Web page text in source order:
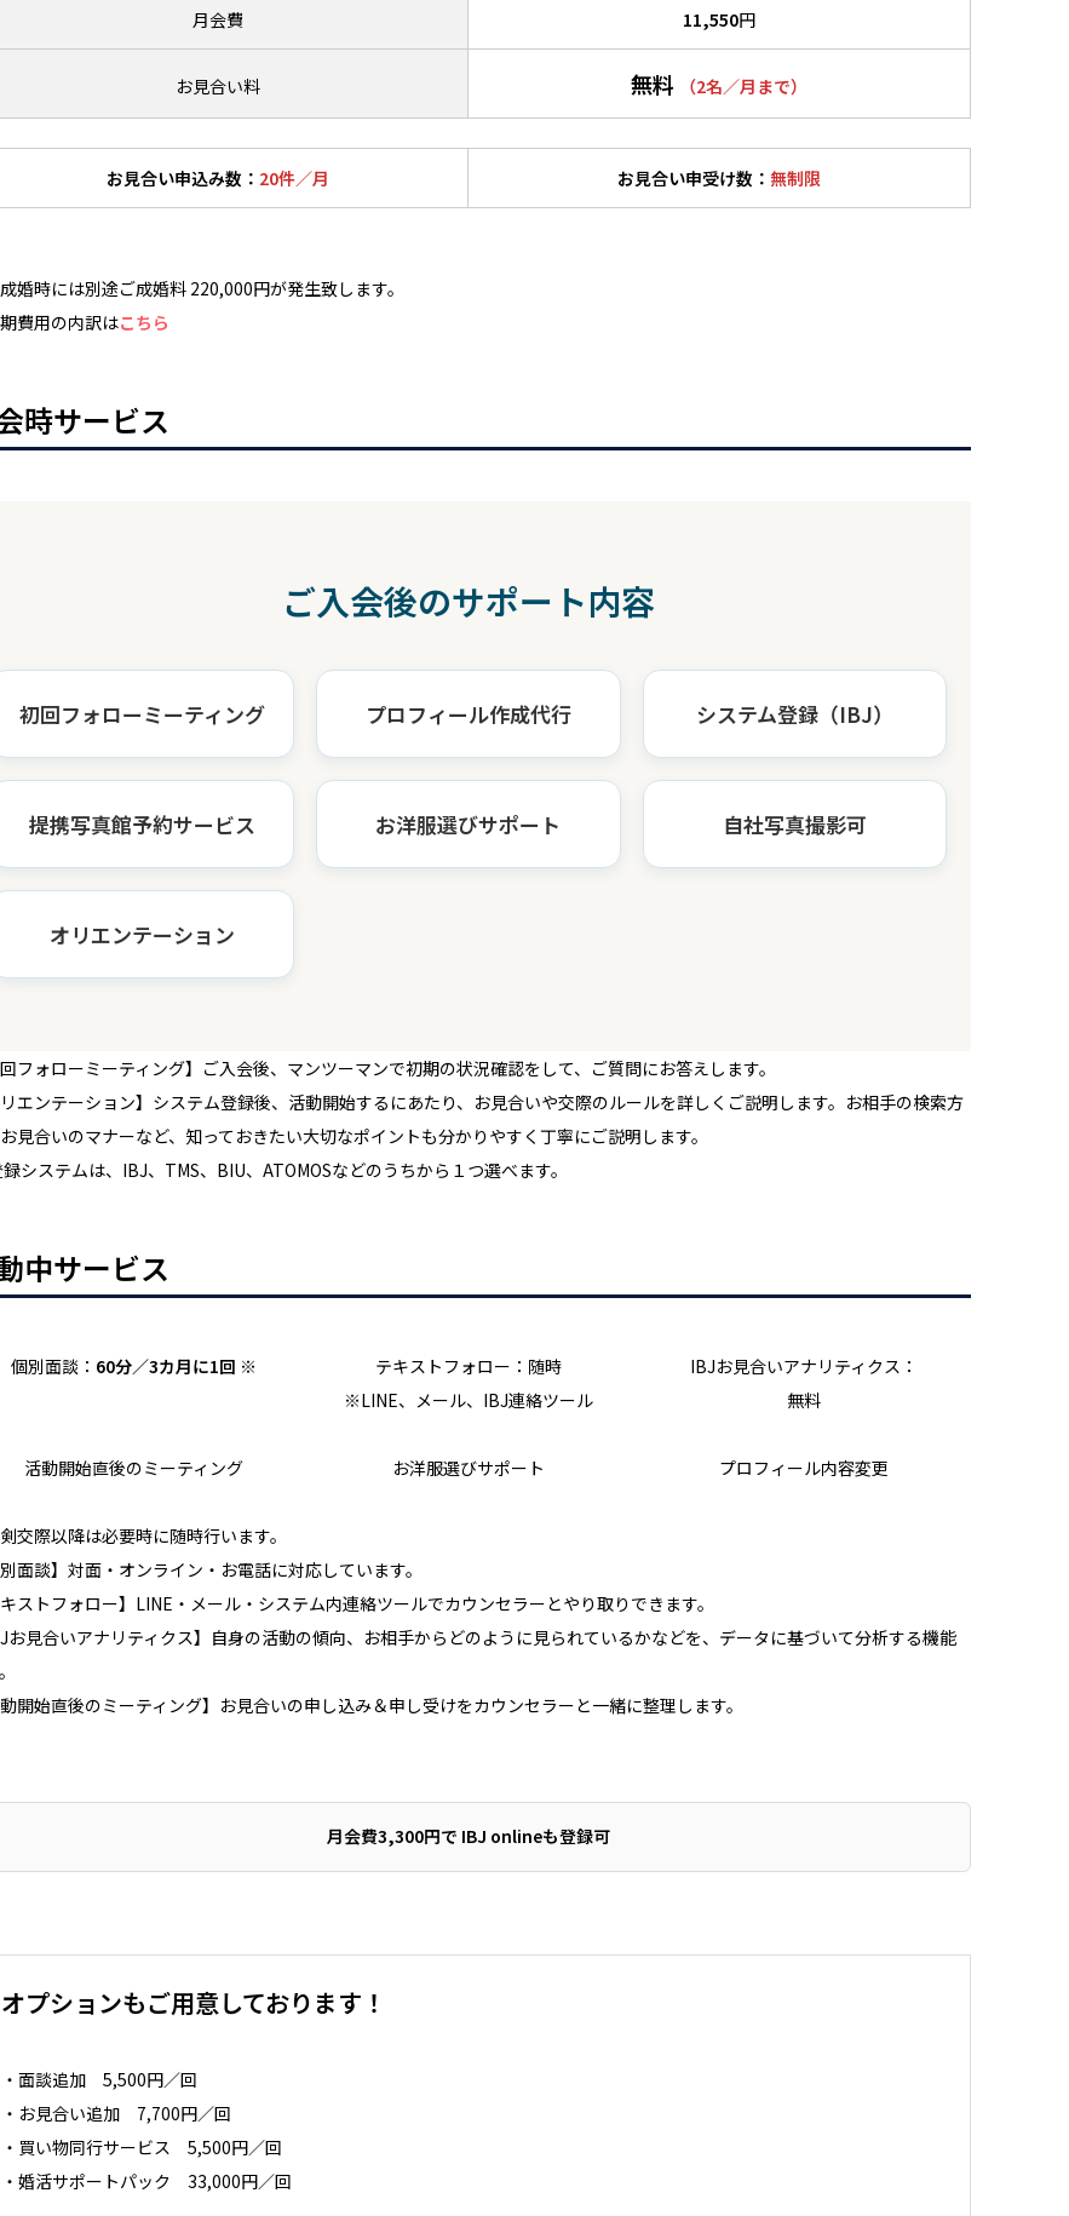
月会費 11,550円
お見合い料 無料 （2名／月まで）
お見合い申込み数： 20件／月 お見合い申受け数： 無制限
婚時には別途ご成婚料 220,000円が発生致します。
費用の内訳はこちら
時サービス
ご入会後のサポート内容
初回フォローミーティング プロフィール作成代行 システム登録（IBJ）
提携写真館予約サービス お洋服選びサポート 自社写真撮影可
オリエンテーション
回フォローミーティング】ご入会後、マンツーマンで初期の状況確認をして、ご質問にお答えします。
リエンテーション】システム登録後、活動開始するにあたり、お見合いや交際のルールを詳しくご説明します。お相手の検索方
見合いのマナーなど、知っておきたい大切なポイントも分かりやすく丁寧にご説明します。
システムは、IBJ、TMS、BIU、ATOMOSなどのうちから１つ選べます。
中サービス
個別面談： 60分／3カ月に1回 ※
テキストフォロー：随時
※LINE、メール、IBJ連絡ツール
IBJお見合いアナリティクス：
無料
活動開始直後のミーティング お洋服選びサポート プロフィール内容変更
交際以降は必要時に随時行います。
別面談】対面・オンライン・お電話に対応しています。
キストフォロー】LINE・メール・システム内連絡ツールでカウンセラーとやり取りできます。
お見合いアナリティクス】自身の活動の傾向、お相手からどのように見られているかなどを、データに基づいて分析する機能
動開始直後のミーティング】お見合いの申し込み＆申し受けをカウンセラーと一緒に整理します。
月会費3,300円で IBJ onlineも登録可
オプションもご用意しております！
・面談追加 5,500円／回
・お見合い追加 7,700円／回
・買い物同行サービス 5,500円／回
・婚活サポートパック 33,000円／回